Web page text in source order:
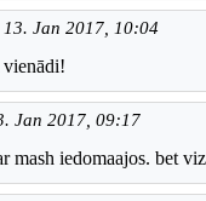
13. Jan 2017, 10:04
Jan 2017, 09:17
mash iedomaajos. bet